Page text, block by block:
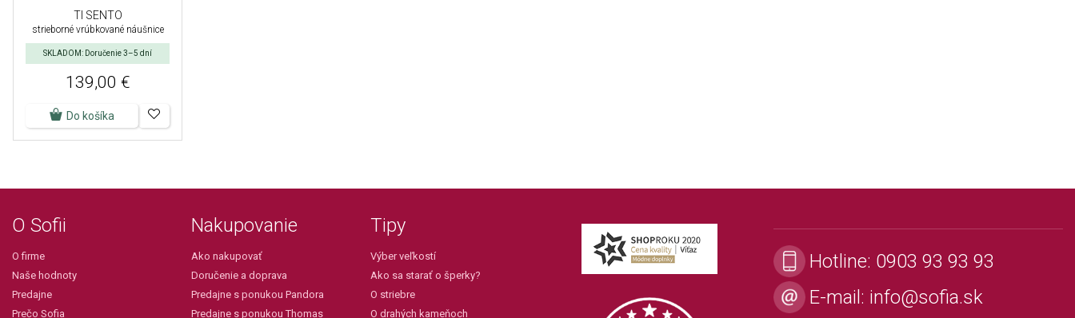
TI SENTO
strieborné vrúbkované náušnice
SKLADOM: Doručenie 3–5 dní
139,00 €
Do košíka
O Sofii
O firme
Naše hodnoty
Predajne
Prečo Sofia
Nakupovanie
Ako nakupovať
Doručenie a doprava
Predajne s ponukou Pandora
Predajne s ponukou Thomas
Tipy
Výber veľkostí
Ako sa starať o šperky?
O striebre
O drahých kameňoch
Hotline: 0903 93 93 93
E-mail: info@sofia.sk